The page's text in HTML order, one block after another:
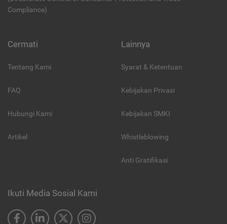
Compliance)
Cermati
Tentang Kami
FAQ
Hubungi Kami
Artikel
Lainnya
Syarat & Ketentuan
Kebijakan Privasi
Kebijakan SMKI
Whistleblowing
Anti Gratifikasi
Ikuti Media Sosial Kami